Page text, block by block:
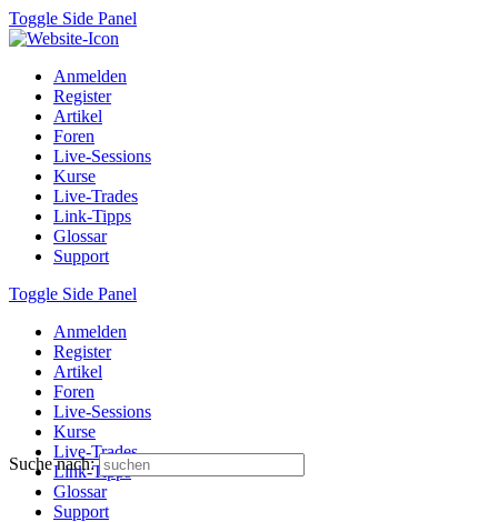
Toggle Side Panel
Anmelden
Register
Artikel
Foren
Live-Sessions
Kurse
Live-Trades
Link-Tipps
Glossar
Support
Toggle Side Panel
Anmelden
Register
Artikel
Foren
Live-Sessions
Kurse
Live-Trades
Link-Tipps
Glossar
Support
Suche nach: